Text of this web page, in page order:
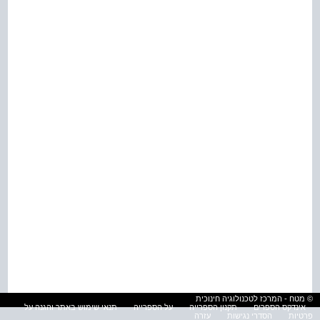
© מטח - המרכז לטכנולוגיה חינוכית
אינדקס הספרים
תקנון הספרייה על הספרייה
תנאי שימוש באתר והגנה על
פרטיות
הסדרי נגישות עזרה